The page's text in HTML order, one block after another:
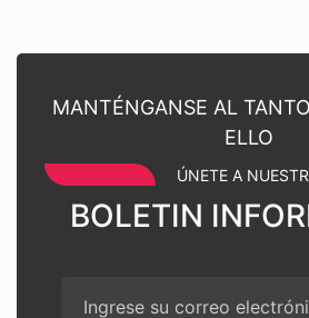
MANTÉNGANSE AL
ELLO
ÚNETE A
BOLETIN